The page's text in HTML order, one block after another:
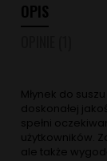
OPIS
Młynek do
doskonałej
spełni
użytkowników.
ale także